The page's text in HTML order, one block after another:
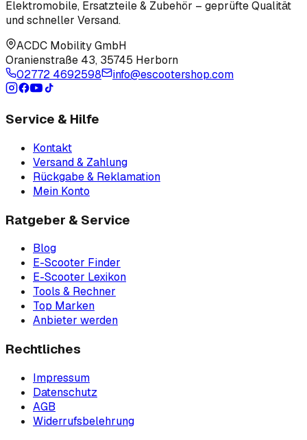
Elektromobile, Ersatzteile & Zubehör – geprüfte Qualität
und schneller Versand.
ACDC Mobility GmbH
Oranienstraße 43, 35745 Herborn
02772 4692598
info@escootershop.com
Service & Hilfe
Kontakt
Versand & Zahlung
Rückgabe & Reklamation
Mein Konto
Ratgeber & Service
Blog
E-Scooter Finder
E-Scooter Lexikon
Tools & Rechner
Top Marken
Anbieter werden
Rechtliches
Impressum
Datenschutz
AGB
Widerrufsbelehrung